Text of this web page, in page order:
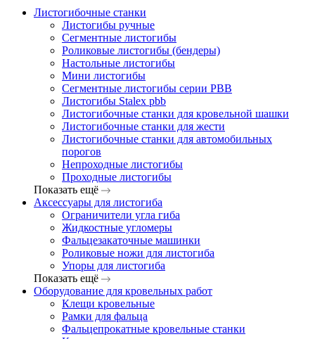
Листогибочные станки
Листогибы ручные
Сегментные листогибы
Роликовые листогибы (бендеры)
Настольные листогибы
Мини листогибы
Сегментные листогибы серии PBB
Листогибы Stalex pbb
Листогибочные станки для кровельной шашки
Листогибочные станки для жести
Листогибочные станки для автомобильных
порогов
Непроходные листогибы
Проходные листогибы
Показать ещё
Аксессуары для листогиба
Ограничители угла гиба
Жидкостные угломеры
Фальцезакаточные машинки
Роликовые ножи для листогиба
Упоры для листогиба
Показать ещё
Оборудование для кровельных работ
Клещи кровельные
Рамки для фальца
Фальцепрокатные кровельные станки